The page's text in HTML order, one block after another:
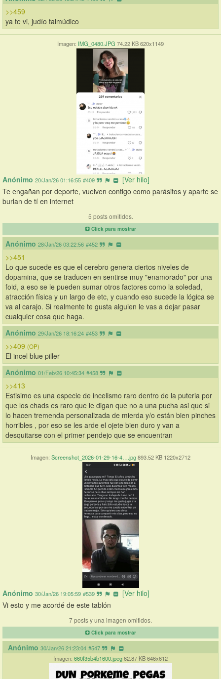
>>459
ya te vi, judío talmúdico
Imagen: IMG_0480.JPG 74.22 KB 620x1149
Anónimo 20/Jan/26 01:16:55 #409
[Ver hilo]
Te engañan por deporte, vuelven contigo como parásitos y aparte se
burlan de tí en internet
5 posts omitidos.
Click para mostrar
Anónimo 28/Jan/26 03:22:56 #452
>>451
Lo que sucede es que el cerebro genera ciertos niveles de
dopamina, que se traducen en sentirse muy "enamorado" por una
foid, a eso se le pueden sumar otros factores como la soledad,
atracción física y un largo de etc, y cuando eso sucede la lógica se
va al carajo. Si realmente te gusta alguien le vas a dejar pasar
cualquier cosa que haga.
Anónimo 29/Jan/26 18:16:24 #453
>>409 (OP)
El incel blue piller
Anónimo 01/Feb/26 10:45:34 #458
>>413
Estisimo es una especie de incelismo raro dentro de la puteria por
que los chads es raro que le digan que no a una pucha asi que si
lo hacen tremenda personalizada de mierda y/o están bien pinches
horribles , por eso se les arde el ojete bien duro y van a
desquitarse con el primer pendejo que se encuentran
Imagen: Screenshot_2026-01-29-16-4….jpg893.52 KB 1220x2712
Anónimo 30/Jan/26 19:05:59 #539
[Ver hilo]
Vi esto y me acordé de este tablón
7 posts y una imagen omitidos.
Click para mostrar
Anónimo 30/Jan/26 21:23:04 #547
Imagen: 660f35b4b1600.jpeg62.87 KB 646x612